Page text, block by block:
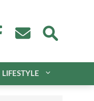
LIFESTYLE